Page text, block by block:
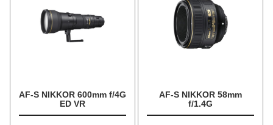
AF-S NIKKOR 600mm f/4G
ED VR
AF-S NIKKOR 58mm
f/1.4G